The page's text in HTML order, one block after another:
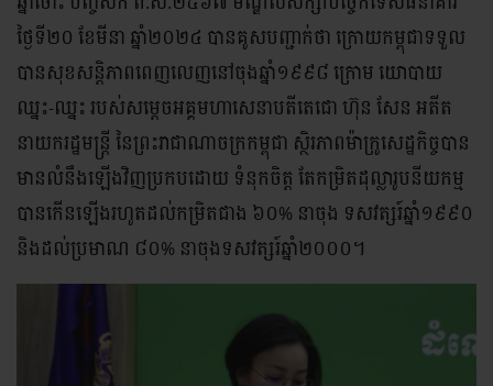
ថ្ងៃទី២០ ខែមីនា ឆ្នាំ២០២៤ បានគូសបញ្ជាក់ថា ក្រោយកម្ពុជាទទួល
បានសុខសន្តិភាពពេញលេញនៅចុងឆ្នាំ១៩៩៨ ក្រោម យោបាយ
ឈ្នះ-ឈ្នះ របស់សម្តេចអគ្គមហាសេនាបតីតេជោ ហ៊ុន សែន អតីត
នាយករដ្ឋមន្ត្រី នៃព្រះរាជាណាចក្រកម្ពុជា ស្ថិរភាពម៉ាក្រូសេដ្ឋកិច្ចបាន
មានលំនឹងឡើងវិញប្រកបដោយ ទំនុកចិត្ត តែកម្រិតដុល្លារូបនីយកម្ម
បានកើនឡើងរហូតដល់កម្រិតជាង ៦០% នាចុង ទសវត្សរ៍ឆ្នាំ១៩៩០
និងដល់ប្រមាណ ៨០% នាចុងទសវត្សរ៍ឆ្នាំ២០០០។